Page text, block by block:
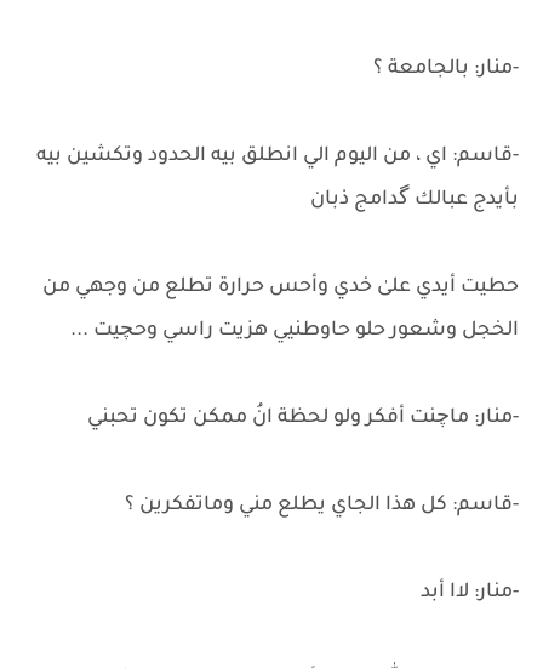
-منار: بالجامعة ؟
-قاسم: اي ، من اليوم الي انطلق بيه الحدود وتكشين بيه
بأيدج عبالك گدامج ذبان
حطيت أيدي علىٰ خدي وأحس حرارة تطلع من وجهي من
الخجل وشعور حلو حاوطنيي هزيت راسي وحچيت ...
-منار: ماچنت أفكر ولو لحظة انُ ممكن تكون تحبني
-قاسم: كل هذا الجاي يطلع مني وماتفكرين ؟
-منار: لاا أبد